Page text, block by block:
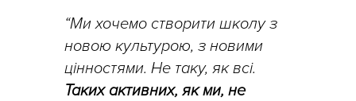
“Ми хочемо створити школу з
новою культурою, з новими
цінностями. Не таку, як всі.
Таких активних, як ми, не